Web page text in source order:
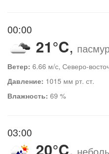
00:00
21°C,
Ветер: 6.66 м/с, Северо-
Давление: 1015 мм рт. ст.
Влажность: 69 %
03:00
20°C,